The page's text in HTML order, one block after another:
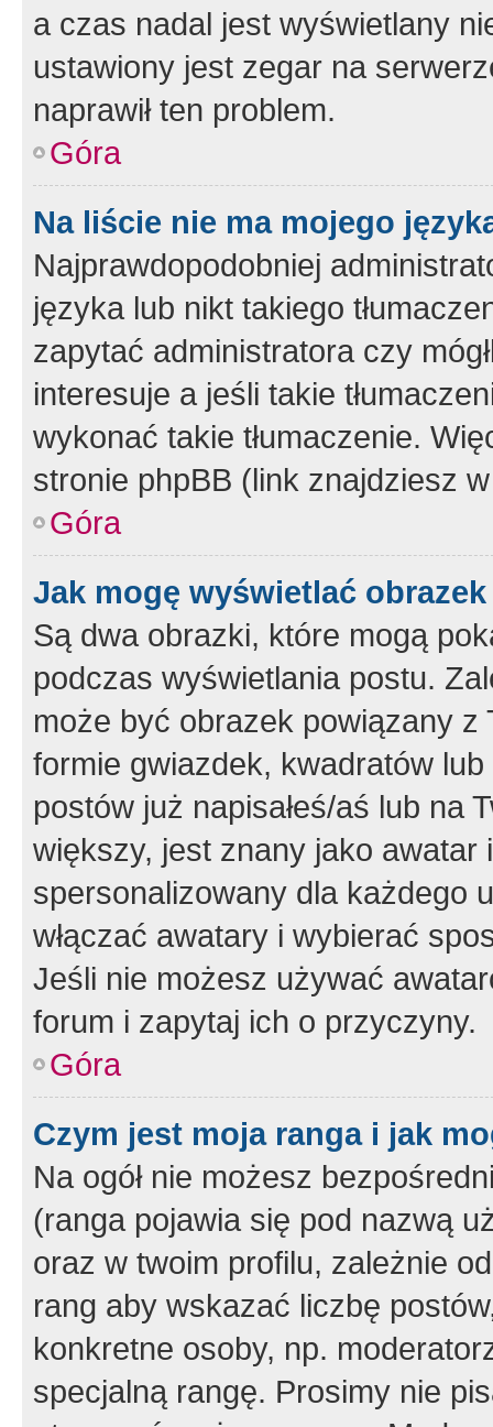
a czas nadal jest wyświetlany
ustawiony jest zegar na
naprawił ten problem.
Góra
Na liście nie ma mojego
Najprawdopodobniej
języka lub nikt takiego
zapytać administratora czy
interesuje a jeśli takie
wykonać takie tłumaczenie.
stronie phpBB (link znajdziesz
Góra
Jak mogę wyświetlać
Są dwa obrazki, które mogą
podczas wyświetlania postu.
może być obrazek powiązany z
formie gwiazdek, kwadratów
postów już napisałeś/aś lub na
większy, jest znany jako
spersonalizowany dla każdego
włączać awatary i wybierać
Jeśli nie możesz używać
forum i zapytaj ich o przyczyny.
Góra
Czym jest moja ranga i jak
Na ogół nie możesz
(ranga pojawia się pod nazwą
oraz w twoim profilu, zależnie
rang aby wskazać liczbę
konkretne osoby, np.
specjalną rangę. Prosimy nie